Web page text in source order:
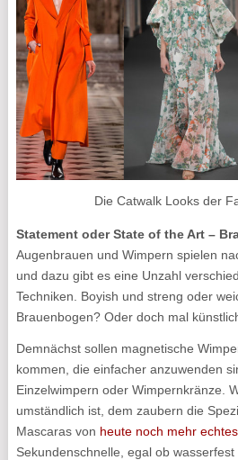
Die Catwalk Looks der
Statement oder State of the Art –
Augenbrauen und Wimpern spielen
und dazu gibt es eine Unzahl
Techniken. Boyish und streng oder
Brauenbogen? Oder doch mal
Demnächst sollen magnetische
kommen, die einfacher anzuwenden
Einzelwimpern oder Wimpernkränze.
umständlich ist, dem zaubern die
Mascaras von heute noch mehr echtes
Sekundenschnelle, egal ob wasserfest